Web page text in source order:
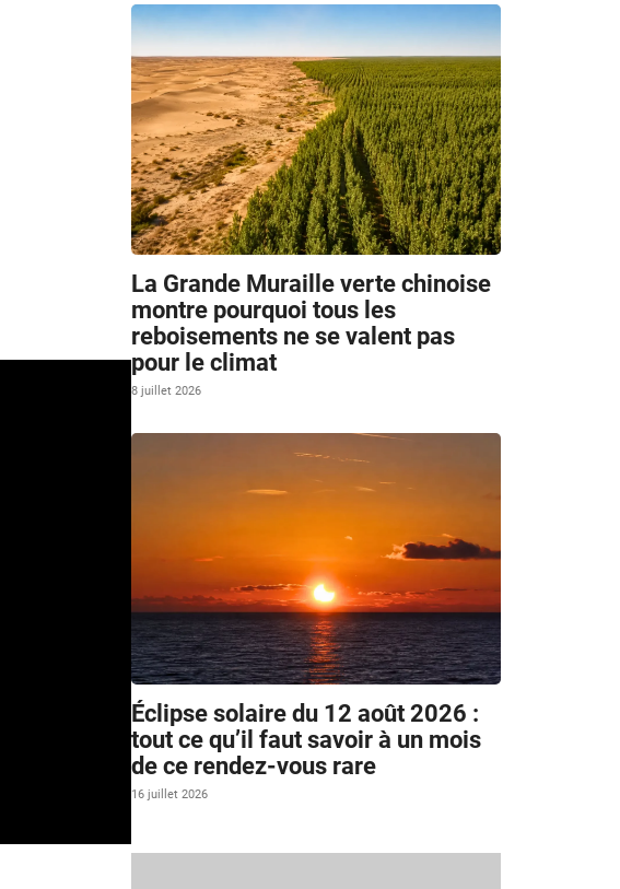
La Grande Muraille verte chinoise
montre pourquoi tous les
reboisements ne se valent pas
pour le climat
8 juillet 2026
Éclipse solaire du 12 août 2026 :
tout ce qu’il faut savoir à un mois
de ce rendez-vous rare
16 juillet 2026